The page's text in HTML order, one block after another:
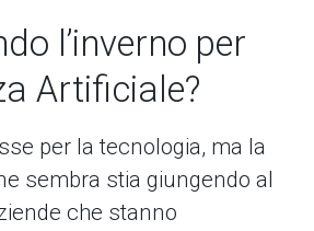
l’inverno per
Artificiale?
per la tecnologia, ma la
sembra stia giungendo al
che stanno